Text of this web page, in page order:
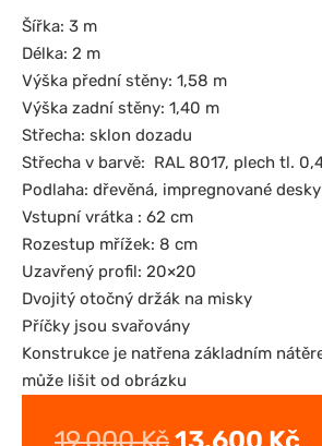
Šířka: 3 m
Délka: 2 m
Výška přední stěny: 1,58 m
Výška zadní stěny: 1,40 m
Střecha: sklon dozadu
Střecha v barvě: RAL 8017, plech tl.
Podlaha: dřevěná, impregnované desky
Vstupní vrátka : 62 cm
Rozestup mřížek: 8 cm
Uzavřený profil: 20×20
Dvojitý otočný držák na misky
Příčky jsou svařovány
Konstrukce je natřena základním
může lišit od obrázku